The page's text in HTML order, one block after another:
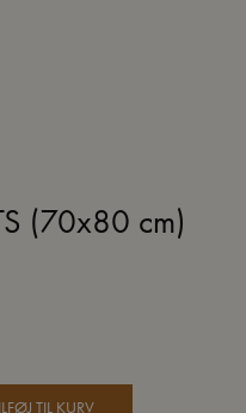
(70x80 cm)
TIL KURV